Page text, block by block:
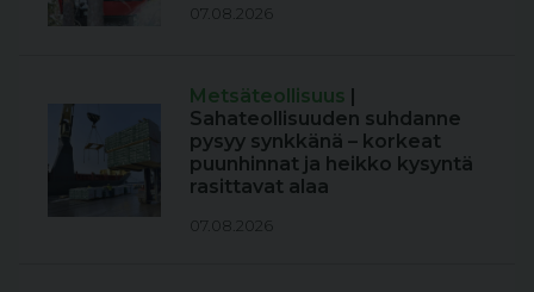
07.08.2026
Metsäteollisuus |
Sahateollisuuden suhdanne
pysyy synkkänä – korkeat
puunhinnat ja heikko kysyntä
rasittavat alaa
07.08.2026